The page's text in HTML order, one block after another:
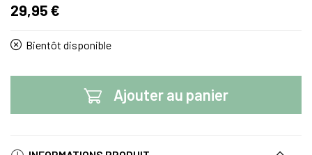
29,95 €
Bientôt disponible
Ajouter au panier